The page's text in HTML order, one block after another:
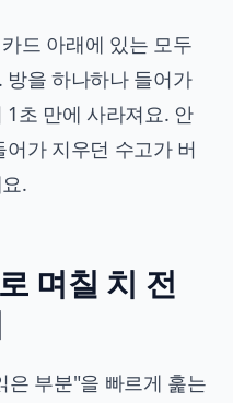
드 아래에 있는 모두
을 하나하나 들어가
초 만에 사라져요. 안
가 지우던 수고가 버
.
며칠 치 전
은 부분"을 빠르게 훑는